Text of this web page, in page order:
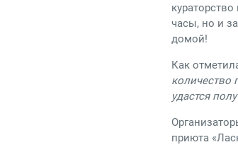
часы, но и
домой!
Как
количество
удастся
приюта